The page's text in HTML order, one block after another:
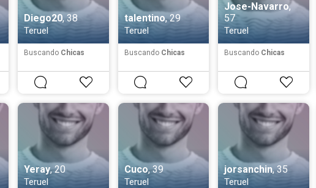
Diego20, 38
Teruel
Buscando Chicas
talentino, 29
Teruel
Buscando Chicas
Jose-Navarro,
57
Teruel
Buscando Chicas
Yeray, 20
Teruel
Cuco, 39
Teruel
jorsanchin, 35
Teruel